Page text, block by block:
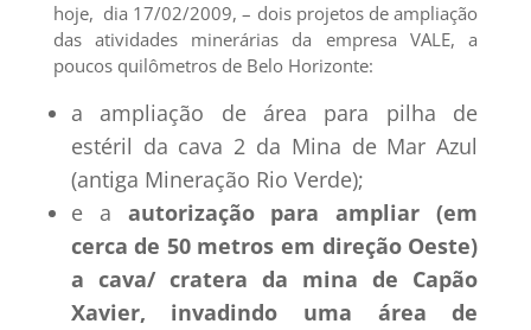
hoje, dia 17/02/2009, – dois projetos de ampliação
das atividades minerárias da empresa VALE, a
poucos quilômetros de Belo Horizonte:
a ampliação de área para pilha de
estéril da cava 2 da Mina de Mar Azul
(antiga Mineração Rio Verde);
e a autorização para ampliar (em
cerca de 50 metros em direção Oeste)
a cava/ cratera da mina de Capão
Xavier, invadindo uma área de